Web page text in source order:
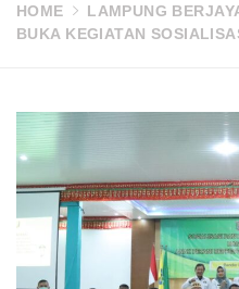
HOME LAMPUNG
BUKA KEGIATAN